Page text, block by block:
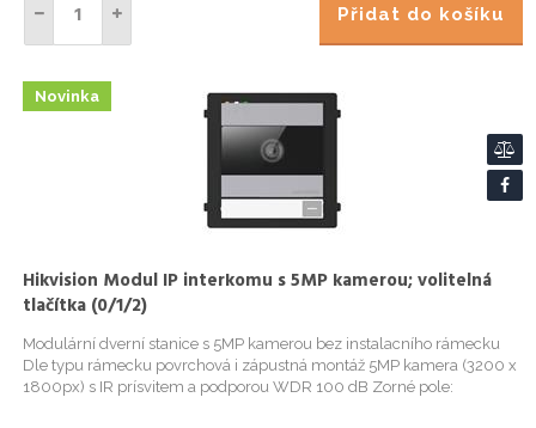
Přidat do košíku
Hikvision Modul IP interkomu s 5MP kamerou; volitelná
tlačítka (0/1/2)
Modulární dverní stanice s 5MP kamerou bez instalacního rámecku
Dle typu rámecku povrchová i zápustná montáž 5MP kamera (3200 x
1800px) s IR prísvitem a podporou WDR 100 dB Zorné pole:
Novinka